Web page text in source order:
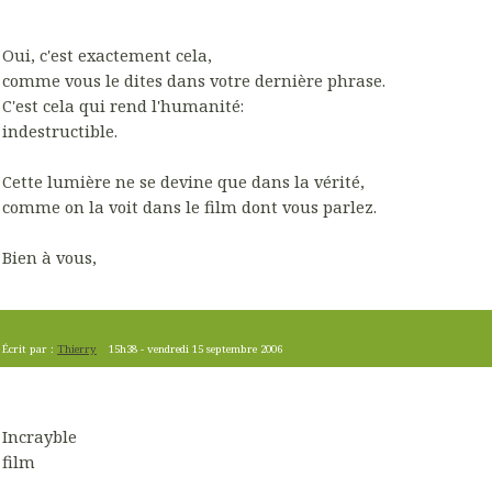
Oui, c'est exactement cela,
comme vous le dites dans votre dernière phrase.
C'est cela qui rend l'humanité:
indestructible.
Cette lumière ne se devine que dans la vérité,
comme on la voit dans le film dont vous parlez.
Bien à vous,
Écrit par : Thierry 15h38 -vendredi 15 septembre 2006
Incrayble
film